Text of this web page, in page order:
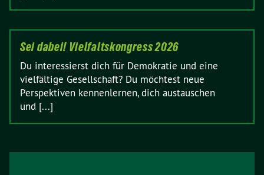
Sei dabei! Vielfaltskongress 2026
Du interessierst dich für Demokratie und eine
vielfältige Gesellschaft? Du möchtest neue
Perspektiven kennenlernen, dich austauschen
und [...]